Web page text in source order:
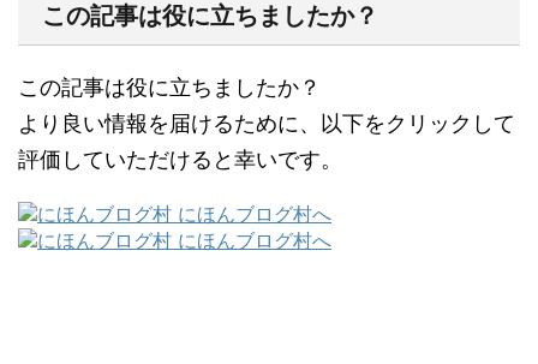
この記事は役に立ちましたか？
この記事は役に立ちましたか？
より良い情報を届けるために、以下をクリックして
評価していただけると幸いです。